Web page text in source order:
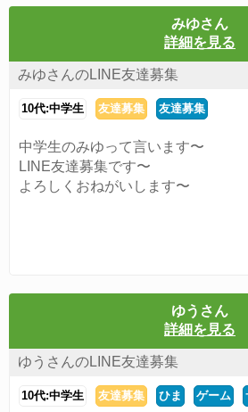
みゆさん
詳細を見る
みゆさんのLINE友達募集
10代:中学生 友達募集 友達募集
中学生のみゆって言います〜
LINE友達募集です〜
よろしくおねがいします〜
ゆうさん
詳細を見る
ゆうさんのLINE友達募集
10代:中学生 友達募集 ひま ゲーム